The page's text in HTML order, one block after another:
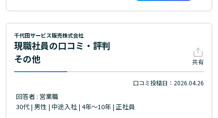
千代田サービス販売株式会社
現職社員の口コミ・評判
その他
共有
口コミ投稿日：2026.04.26
回答者 : 営業職
30代 | 男性 | 中途入社 | 4年～10年 | 正社員